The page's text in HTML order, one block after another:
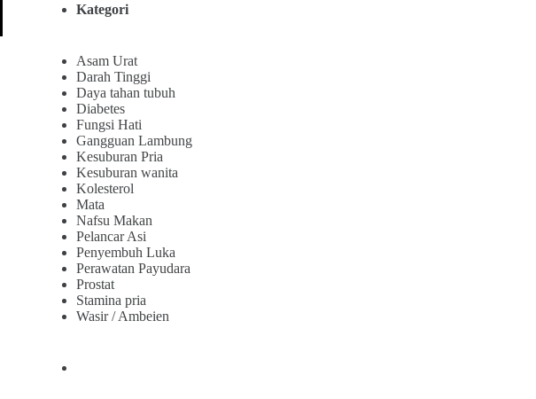
Kategori
Asam Urat
Darah Tinggi
Daya tahan tubuh
Diabetes
Fungsi Hati
Gangguan Lambung
Kesuburan Pria
Kesuburan wanita
Kolesterol
Mata
Nafsu Makan
Pelancar Asi
Penyembuh Luka
Perawatan Payudara
Prostat
Stamina pria
Wasir / Ambeien